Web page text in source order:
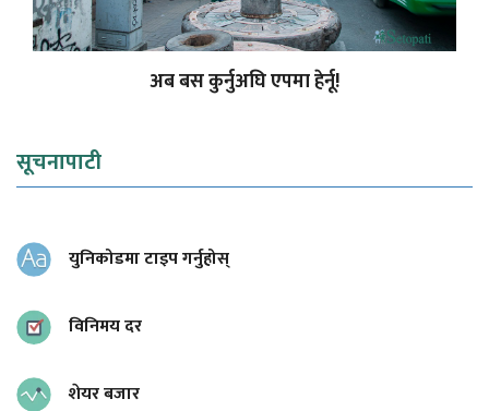
अब बस कुर्नुअघि एपमा हेर्नू!
सूचनापाटी
युनिकोडमा टाइप गर्नुहोस्
विनिमय दर
शेयर बजार